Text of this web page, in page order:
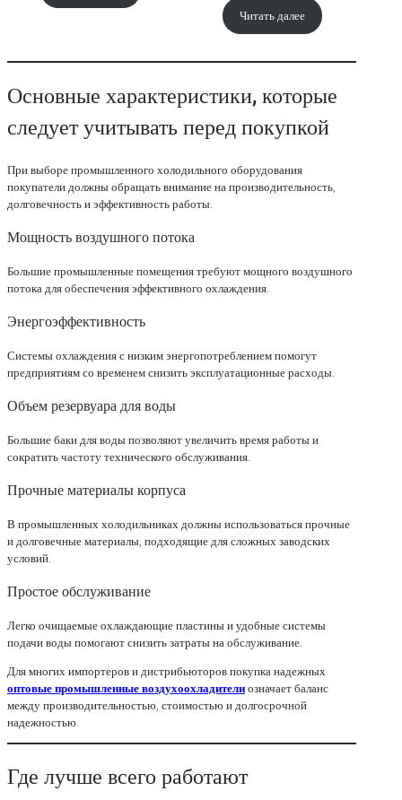
Читать далее
Основные характеристики, которые
следует учитывать перед покупкой
При выборе промышленного холодильного оборудования
покупатели должны обращать внимание на производительность,
долговечность и эффективность работы.
Мощность воздушного потока
Большие промышленные помещения требуют мощного воздушного
потока для обеспечения эффективного охлаждения.
Энергоэффективность
Системы охлаждения с низким энергопотреблением помогут
предприятиям со временем снизить эксплуатационные расходы.
Объем резервуара для воды
Большие баки для воды позволяют увеличить время работы и
сократить частоту технического обслуживания.
Прочные материалы корпуса
В промышленных холодильниках должны использоваться прочные
и долговечные материалы, подходящие для сложных заводских
условий.
Простое обслуживание
Легко очищаемые охлаждающие пластины и удобные системы
подачи воды помогают снизить затраты на обслуживание.
Для многих импортеров и дистрибьюторов покупка надежных
оптовые промышленные воздухоохладителиозначает баланс
между производительностью, стоимостью и долгосрочной
надежностью.
Где лучше всего работают